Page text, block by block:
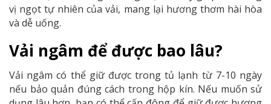
vị ngọt tự nhiên của vải, mang lại hương thơm hài hòa
và dễ uống.
Vải ngâm để được bao lâu?
Vải ngâm có thể giữ được trong tủ lạnh từ 7-10 ngày
nếu bảo quản đúng cách trong hộp kín. Nếu muốn sử